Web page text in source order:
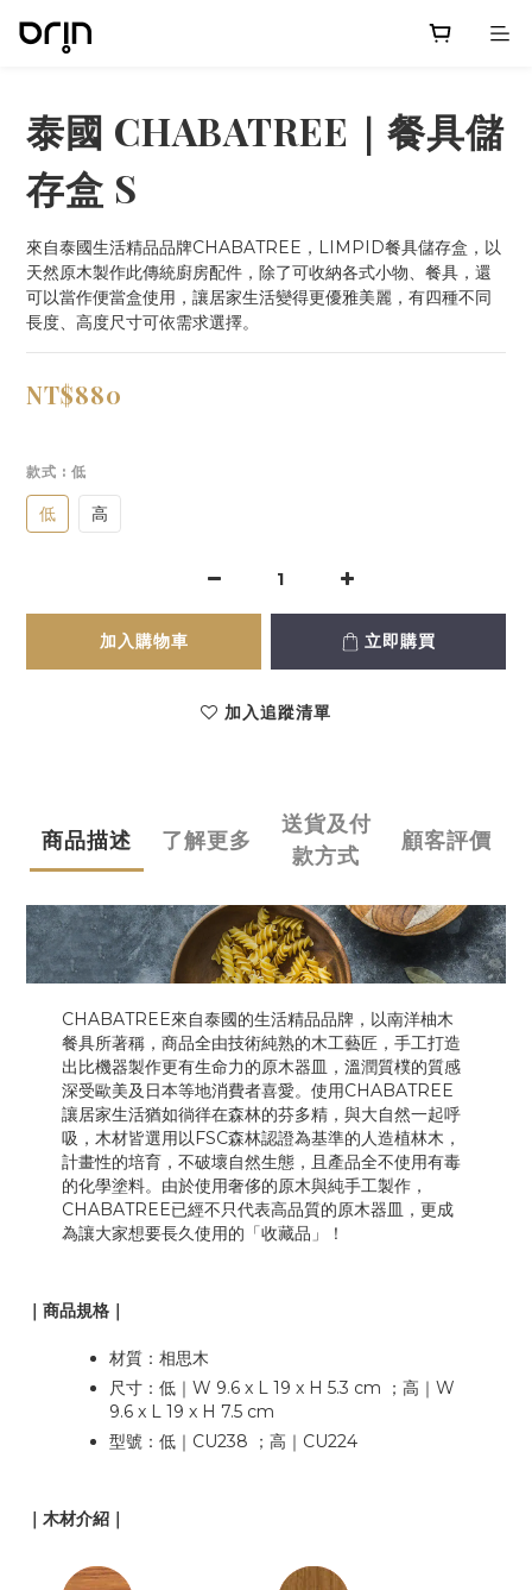
泰國 CHABATREE｜餐具儲
存盒 S
來自泰國生活精品品牌CHABATREE，LIMPID餐具儲存盒，以
天然原木製作此傳統廚房配件，除了可收納各式小物、餐具，還
可以當作便當盒使用，讓居家生活變得更優雅美麗，有四種不同
長度、高度尺寸可依需求選擇。
NT$880
款式 : 低
低 高
加入購物車 立即購買
加入追蹤清單
商品描述 了解更多
送貨及付
款方式
顧客評價
CHABATREE來自泰國的生活精品品牌，以南洋柚木
餐具所著稱，商品全由技術純熟的木工藝匠，手工打造
出比機器製作更有生命力的原木器皿，溫潤質樸的質感
深受歐美及日本等地消費者喜愛。使用CHABATREE
讓居家生活猶如徜徉在森林的芬多精，與大自然一起呼
吸，木材皆選用以FSC森林認證為基準的人造植林木，
計畫性的培育，不破壞自然生態，且產品全不使用有毒
的化學塗料。由於使用奢侈的原木與純手工製作，
CHABATREE已經不只代表高品質的原木器皿，更成
為讓大家想要長久使用的「收藏品」！
｜商品規格｜
材質：相思木
尺寸：低｜W 9.6 x L 19 x H 5.3 cm ；高｜W
9.6 x L 19 x H 7.5 cm
型號：低｜CU238 ；高｜CU224
｜木材介紹｜